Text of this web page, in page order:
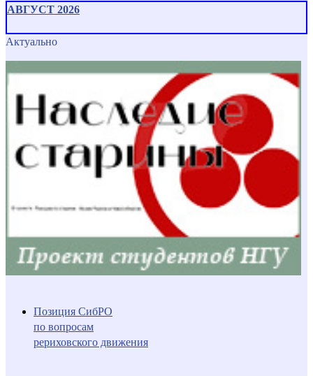
АВГУСТ 2026
Актуально
Позиция СибРО
по вопросам
рериховского движения